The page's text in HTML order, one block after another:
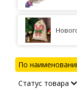
По
Статус товара